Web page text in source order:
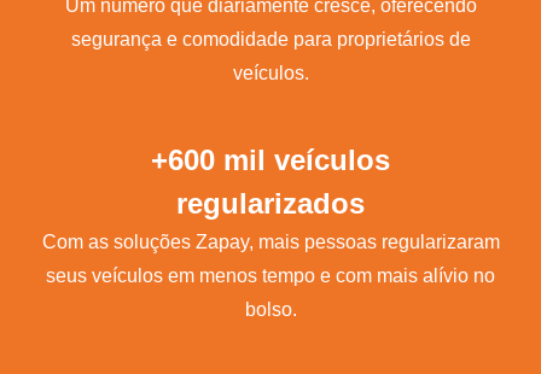
Um número que diariamente cresce, oferecendo
segurança e comodidade para proprietários de
veículos.
+600 mil veículos
regularizados
Com as soluções Zapay, mais pessoas regularizaram
seus veículos em menos tempo e com mais alívio no
bolso.